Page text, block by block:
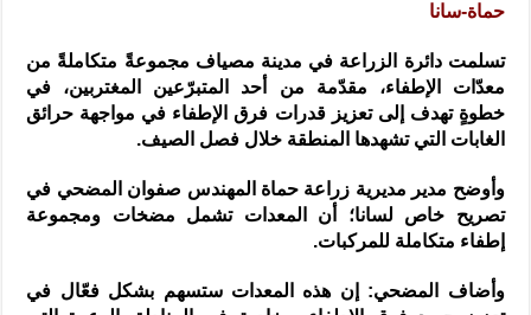
وفد من الإدارة العامة لحرس الحدود السورية يزور تركيا لبحث سبل
هيئة المفقودين: توثيق 63 مقبرة جماعية وخطة لإطلاق منصة رقمية وبطاقة دعم- فيديو
التربية السورية: امتحان تعويضي لطلاب المرحلة الانتقالية المتغيبين عن
الداخلية: منفذ تفجير حي الميسر بحلب صاحب سوابق ومدمن مخدرات
سوريا تبحث مع الإيسيسكو التعاون في البحث العلمي وحماية التراث
حماة-سانا
تسلمت دائرة الزراعة في مدينة مصياف مجموعةً متكاملةً من
معدّات الإطفاء، مقدّمة من أحد المتبرّعين المغتربين، في
خطوةٍ تهدف إلى تعزيز قدرات فرق الإطفاء في مواجهة حرائق
الغابات التي تشهدها المنطقة خلال فصل الصيف.
وأوضح مدير مديرية زراعة حماة المهندس صفوان المضحي في
تصريح خاص لسانا؛ أن المعدات تشمل مضخات ومجموعة
إطفاء متكاملة للمركبات.
وأضاف المضحي: إن هذه المعدات ستسهم بشكل فعّال في